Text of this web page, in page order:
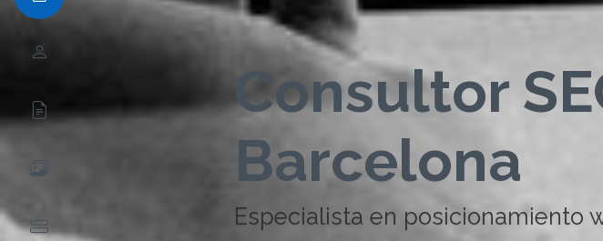
Consultor
Barcelona
Especialista en posicionamiento